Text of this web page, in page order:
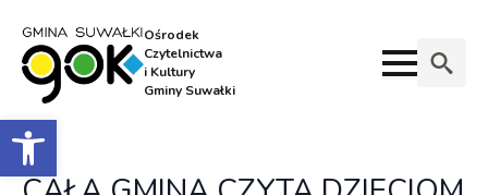
Otwórz pasek narzędzi
Ośrodek
Czytelnictwa
i Kultury
Gminy Suwałki